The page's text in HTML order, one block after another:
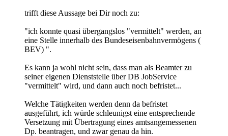
trifft diese Aussage bei Dir noch zu:
"ich konnte quasi übergangslos "vermittelt" werden, an
eine Stelle innerhalb des Bundeseisenbahnvermögens (
BEV) ".
Es kann ja wohl nicht sein, dass man als Beamter zu
seiner eigenen Dienststelle über DB JobService
"vermittelt" wird, und dann auch noch befristet...
Welche Tätigkeiten werden denn da befristet
ausgeführt, ich würde schleunigst eine entsprechende
Versetzung mit Übertragung eines amtsangemessenen
Dp. beantragen, und zwar genau da hin.